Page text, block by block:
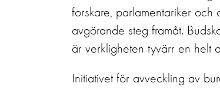
forskare, parlamentariker och
avgörande steg framåt.
är verkligheten tyvärr en helt
Initiativet för avveckling av